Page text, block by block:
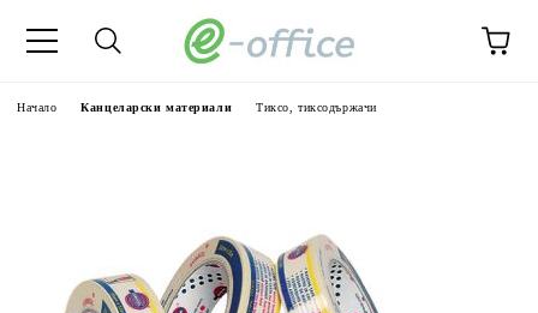
Начало Канцеларски материали Тиксо, тиксодържачи